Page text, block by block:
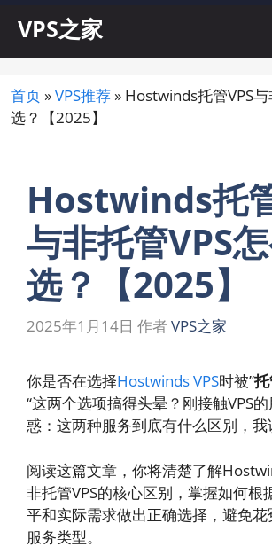
内
VPS之家
首页 »VPS推荐 » Hostwinds托管VPS
选？【2025】
Hostwinds托
与非托管VPS
选？【2025】
2025年1月14日 作者VPS之家
你是否在选择Hostwinds VPS时被”
“这两个选项搞得头晕？刚接触VPS
惑：这两种服务到底有什么区别，我
阅读这篇文章，你将清楚了解
非托管VPS的核心区别，掌握如何根
平和实际需求做出正确选择，避免
服务类型。